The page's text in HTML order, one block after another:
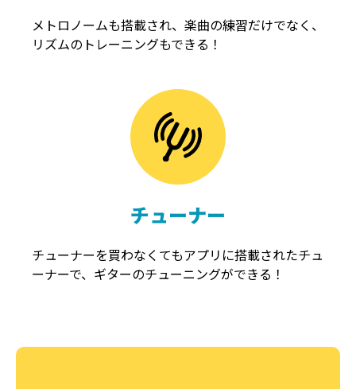
メトロノームも搭載され、楽曲の練習だけでなく、
リズムのトレーニングもできる！
チューナー
チューナーを買わなくてもアプリに搭載されたチュ
ーナーで、ギターのチューニングができる！